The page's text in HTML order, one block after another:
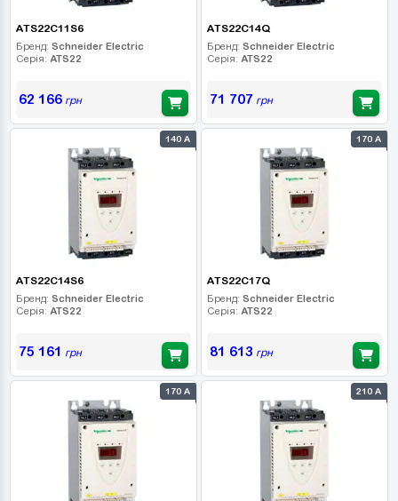
ATS22C11S6
Бренд: Schneider Electric
Серія: ATS22
62 166грн
ATS22C14Q
Бренд: Schneider Electric
Серія: ATS22
71 707 грн
140 А
ATS22C14S6
Бренд: Schneider Electric
Серія: ATS22
75 161 грн
170 А
ATS22C17Q
Бренд: Schneider Electric
Серія: ATS22
81 613 грн
170 А 210 А